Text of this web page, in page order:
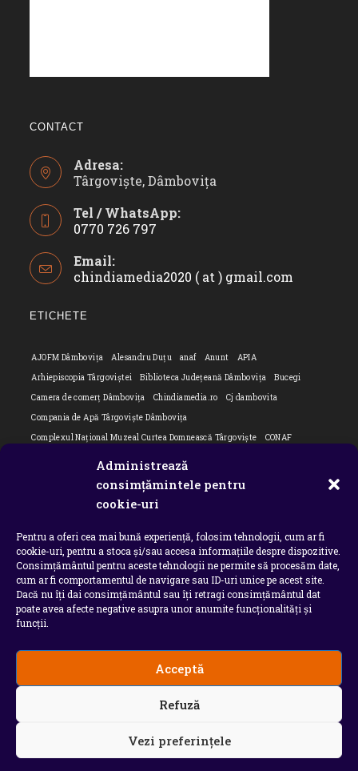
Administrează
consimțămintele pentru
cookie-uri
Pentru a oferi cea mai bună experiență, folosim tehnologii, cum ar fi
cookie-uri, pentru a stoca și/sau accesa informațiile despre dispozitive.
Consimțământul pentru aceste tehnologii ne permite să procesăm date,
cum ar fi comportamentul de navigare sau ID-uri unice pe acest site.
Dacă nu îți dai consimțământul sau îți retragi consimțământul dat
poate avea afecte negative asupra unor anumite funcționalități și
funcții.
Acceptă
Refuză
Vezi preferințele
CONTACT
Adresa:
Târgoviște, Dâmbovița
Tel / WhatsApp:
0770 726 797
in
your
Email:
chindiamedia2020 ( at ) gmail.com
ETICHETE
AJOFM Dâmbovița Alesandru Duțu anaf Anunt
APIA
Arhiepiscopia Târgoviștei
Biblioteca Județeană Dâmbovița
Bucegi
Camera de comerț Dâmbovița
Chindiamedia.ro
Cj dambovita
Compania de Apă Târgoviște Dâmbovița
Complexul Național Muzeal Curtea Domnească Târgoviște
CONAF
Flori Bungete
intreruperi energie electrica
ipj dambovita
MApN
Ministerul Educației ministerul sanatatii
Nu-ți uita istoria
Oana Filip
Prefectura dambovita Primaria Dragodana
Primaria Lucieni
primaria Răzvad
Primaria Ulmi primăria Târgoviște
PSD Dambovita
psiholog
Serial Situatia Covid 19 Dambovita
Situație Covid-19
Universitatea Valahia
Copyright 2026 - Chindia Media
Utilizatorii pot descarca si tipari continut de pe acest
INTERZISE copierea, reproducerea, recompilarea,
decompilarea, distribuirea, publicarea, afisarea,
modificarea, crearea de produse sau servicii complete